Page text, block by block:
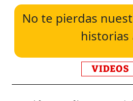
No te pierdas
historias
VIDEOS